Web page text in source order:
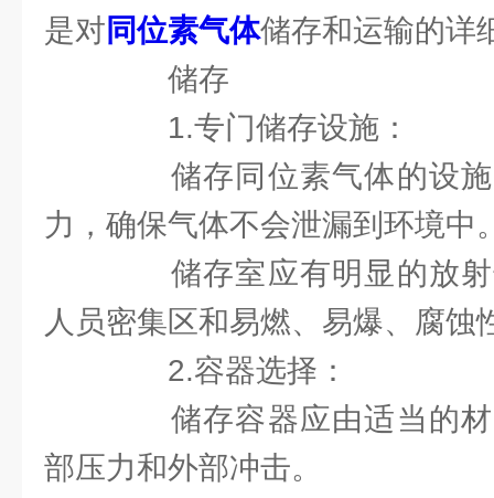
是对同位素气体储存和运输的详
储存
1.专门储存设施：
储存同位素气体的设施
力，确保气体不会泄漏到环境中
储存室应有明显的放射
人员密集区和易燃、易爆、腐蚀
2.容器选择：
储存容器应由适当的材
部压力和外部冲击。